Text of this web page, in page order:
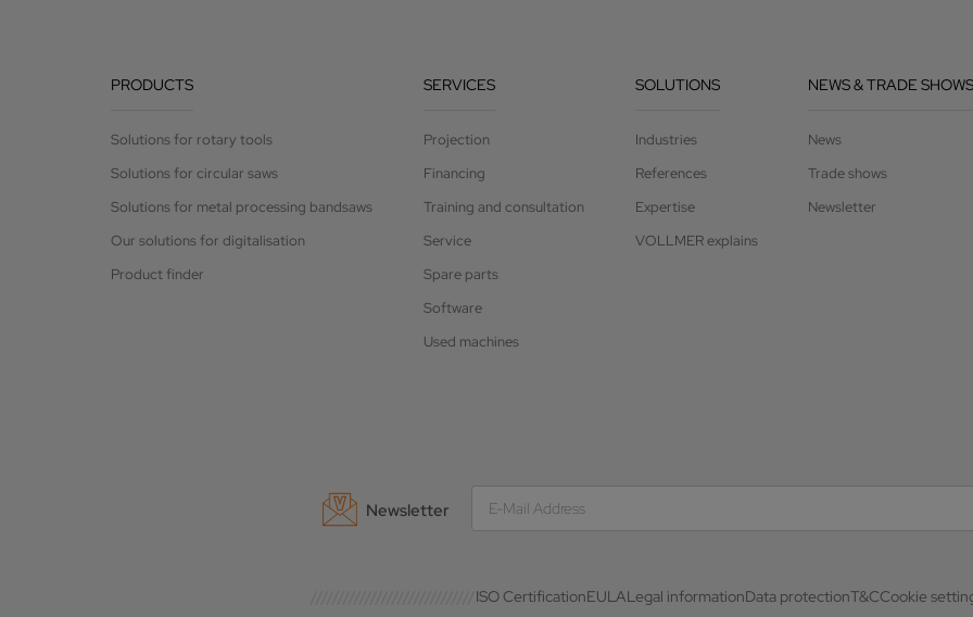
PRODUCTS
Solutions for rotary tools
Solutions for circular saws
Solutions for metal processing bandsaws
Our solutions for digitalisation
Product finder
SERVICES
Projection
Financing
Training and consultation
Service
Spare parts
Software
Used machines
SOLUTIONS
Industries
References
Expertise
VOLLMER explains
NEWS & TRADE SHOWS
News
Trade shows
Newsletter
Newsletter
ISO CertificationEULALegal informationData protectionT&CCookie